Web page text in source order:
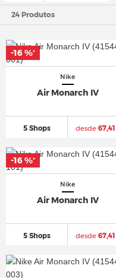
24 Produtos
Nike
Air Monarch IV
5 Shops desde
-16 %*
Nike
Air Monarch IV
5 Shops desde
-16 %*